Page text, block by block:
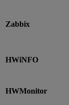
Zabbix
HWiNFO
HWMonitor